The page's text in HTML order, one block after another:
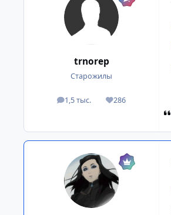
trnorep
Старожилы
1,5 тыс.
посты 286
Репутация